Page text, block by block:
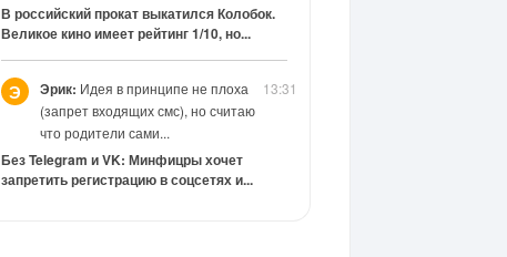
В российский прокат выкатился Колобок.
Великое кино имеет рейтинг 1/10, но...
13:31
Э Эрик: Идея в принципе не плоха
(запрет входящих смс), но считаю
что родители сами...
Без Telegram и VK: Минфицры хочет
запретить регистрацию в соцсетях и...